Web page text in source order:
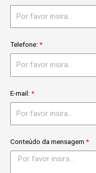
Telefone:
E-mail:
Conteúdo da mensagem